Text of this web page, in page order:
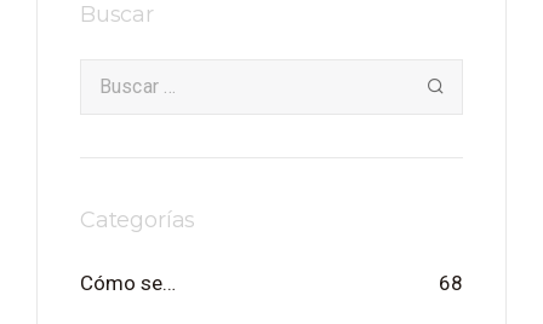
Buscar
Categorías
Cómo se… 68